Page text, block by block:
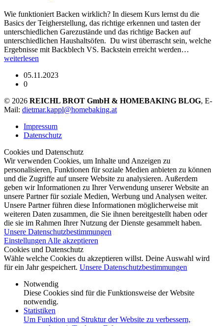
Wie funktioniert Backen wirklich? In diesem Kurs lernst du die
Basics der Teigherstellung, das richtige erkennen und tasten der
unterschiedlichen Garezustände und das richtige Backen auf
unterschiedlichen Haushaltsöfen. Du wirst überrascht sein, welche
Ergebnisse mit Backblech VS. Backstein erreicht werden…
weiterlesen
05.11.2023
0
© 2026 REICHL BROT GmbH & HOMEBAKING BLOG, E-
Mail: dietmar.kappl@homebaking.at
Impressum
Datenschutz
Cookies und Datenschutz
Wir verwenden Cookies, um Inhalte und Anzeigen zu
personalisieren, Funktionen für soziale Medien anbieten zu können
und die Zugriffe auf unsere Website zu analysieren. Außerdem
geben wir Informationen zu Ihrer Verwendung unserer Website an
unsere Partner für soziale Medien, Werbung und Analysen weiter.
Unsere Partner führen diese Informationen möglicherweise mit
weiteren Daten zusammen, die Sie ihnen bereitgestellt haben oder
die sie im Rahmen Ihrer Nutzung der Dienste gesammelt haben.
Unsere Datenschutzbestimmungen
Einstellungen Alle akzeptieren
Cookies und Datenschutz
Wähle welche Cookies du akzeptieren willst. Deine Auswahl wird
für ein Jahr gespeichert. Unsere Datenschutzbestimmungen
Notwendig
Diese Cookies sind für die Funktionsweise der Website
notwendig.
Statistiken
Um Funktion und Struktur der Website zu verbessern,